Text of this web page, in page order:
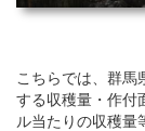
こちらでは、群馬
する収穫量・作付
ル当たりの収穫量